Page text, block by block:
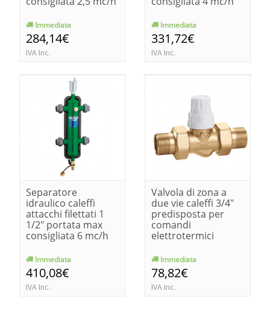
Immediata
284,14€
IVA Inc.
Immediata
331,72€
IVA Inc.
Separatore
idraulico caleffi
attacchi filettati 1
1/2" portata max
consigliata 6 mc/h
Immediata
410,08€
IVA Inc.
Valvola di zona a
due vie caleffi 3/4"
predisposta per
comandi
elettrotermici
Immediata
78,82€
IVA Inc.